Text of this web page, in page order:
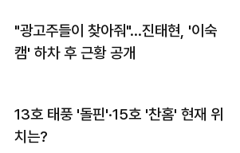
"광고주들이 찾아줘"…진태현, '이숙
캠' 하차 후 근황 공개
13호 태풍 '돌핀'·15호 '찬홈' 현재 위
치는?